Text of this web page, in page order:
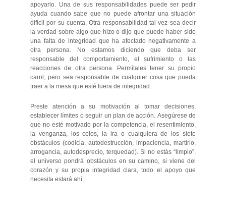
apoyarlo. Una de sus responsabilidades puede ser pedir
ayuda cuando sabe que no puede afrontar una situación
difícil por su cuenta. Otra responsabilidad tal vez sea decir
la verdad sobre algo que hizo o dijo que puede haber sido
una falta de integridad que ha afectado negativamente a
otra persona. No estamos diciendo que deba ser
responsable del comportamiento, el sufrimiento o las
reacciones de otra persona. Permítales tener su propio
carril, pero sea responsable de cualquier cosa que pueda
traer a la mesa que esté fuera de integridad.
Preste atención a su motivación al tomar decisiones,
establecer límites o seguir un plan de acción. Asegúrese de
que no esté motivado por la competencia, el resentimiento,
la venganza, los celos, la ira o cualquiera de los siete
obstáculos (codicia, autodestrucción, impaciencia, martirio,
arrogancia, autodesprecio, terquedad). Si no estás “limpio”,
el universo pondrá obstáculos en su camino, si viene del
corazón y su propia integridad clara, todo el apoyo que
necesita estará ahí.